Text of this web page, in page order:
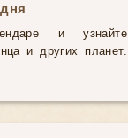
и узнайте
и других планет.